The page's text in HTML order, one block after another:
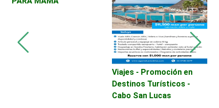
Viajes - Promoción en
Destinos Turísticos -
Cabo San Lucas